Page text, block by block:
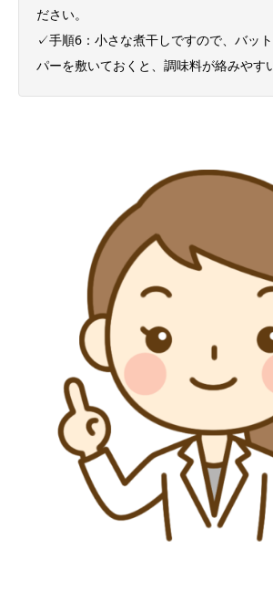
ださい。
✓手順6：小さな煮干しですので、バッ
パーを敷いておくと、調味料が絡みやす